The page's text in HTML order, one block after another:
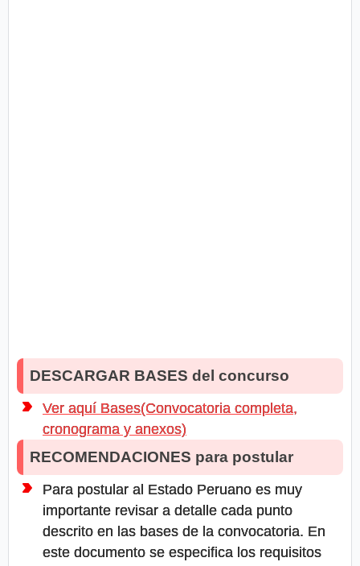
DESCARGAR BASES del concurso
Ver aquí Bases(Convocatoria completa,
cronograma y anexos)
RECOMENDACIONES para postular
Para postular al Estado Peruano es muy
importante revisar a detalle cada punto
descrito en las bases de la convocatoria. En
este documento se especifica los requisitos